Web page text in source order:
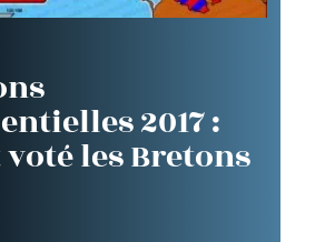
2017 :
voté les Bretons